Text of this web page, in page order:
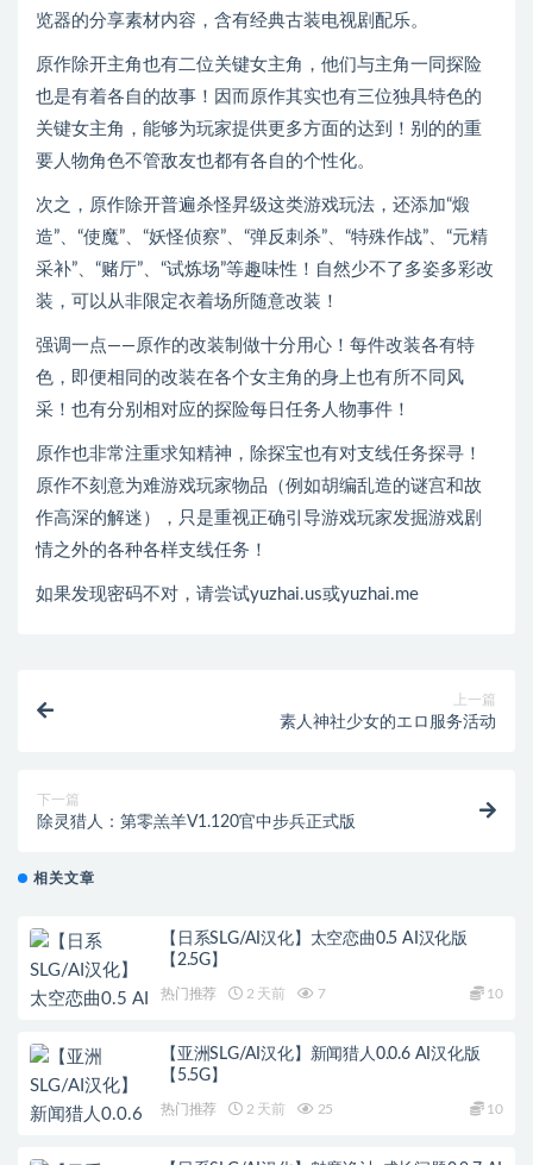
览器的分享素材内容，含有经典古装电视剧配乐。
原作除开主角也有二位关键女主角，他们与主角一同探险
也是有着各自的故事！因而原作其实也有三位独具特色的
关键女主角，能够为玩家提供更多方面的达到！别的的重
要人物角色不管敌友也都有各自的个性化。
次之，原作除开普遍杀怪昇级这类游戏玩法，还添加“煅
造”、“使魔”、“妖怪侦察”、“弹反刺杀”、“特殊作战”、“元精
采补”、“赌厅”、“试炼场”等趣味性！自然少不了多姿多彩改
装，可以从非限定衣着场所随意改装！
强调一点——原作的改装制做十分用心！每件改装各有特
色，即便相同的改装在各个女主角的身上也有所不同风
采！也有分别相对应的探险每日任务人物事件！
原作也非常注重求知精神，除探宝也有对支线任务探寻！
原作不刻意为难游戏玩家物品（例如胡编乱造的谜宫和故
作高深的解迷），只是重视正确引导游戏玩家发掘游戏剧
情之外的各种各样支线任务！
如果发现密码不对，请尝试yuzhai.us或yuzhai.me
上一篇
素人神社少女的エロ服务活动
下一篇
除灵猎人：第零羔羊V1.120官中步兵正式版
相关文章
【日系SLG/AI汉化】太空恋曲0.5 AI汉化版
【2.5G】
热门推荐 2 天前 7 10
【亚洲SLG/AI汉化】新闻猎人0.0.6 AI汉化版
【5.5G】
热门推荐 2 天前 25 10